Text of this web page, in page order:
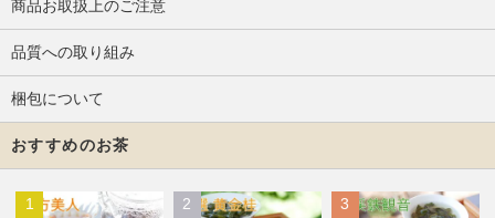
商品お取扱上のご注意
品質への取り組み
梱包について
おすすめのお茶
1 2 3